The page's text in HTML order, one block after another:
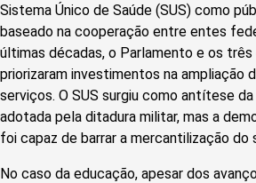
Sistema Único de Saúde (SUS) como
baseado na cooperação entre entes
últimas décadas, o Parlamento e os
priorizaram investimentos na ampliação
serviços. O SUS surgiu como antítese
adotada pela ditadura militar, mas a
foi capaz de barrar a mercantilização do
No caso da educação, apesar dos